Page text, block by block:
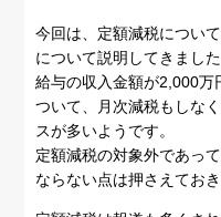
今回は、定額減税につい
について説明してきまし
給与の収入金額が2,000万
ついて、月次減税もしな
スが多いようです。
定額減税の対象外であっ
ならない点は押さえておき